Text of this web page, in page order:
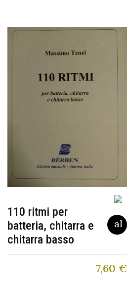
110 ritmi per
batteria, chitarra e
chitarra basso
7,60 €